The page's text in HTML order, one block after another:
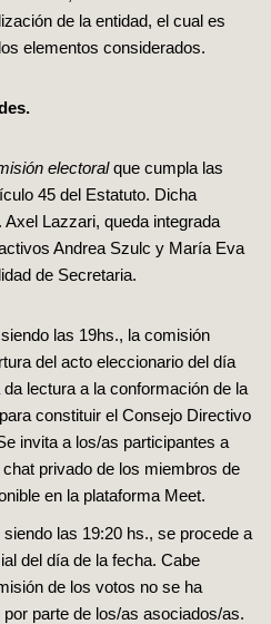
de la entidad, el cual es
elementos considerados.
electoralque cumpla las
45 del Estatuto. Dicha
Lazzari, queda integrada
Andrea Szulc y María Eva
de Secretaria.
las 19hs., la comisión
del acto eleccionario del día
lectura a la conformación de la
constituir el Consejo Directivo
invita a los/as participantes a
privado de los miembros de
en la plataforma Meet.
las 19:20 hs., se procede a
del día de la fecha. Cabe
de los votos no se ha
parte de los/as asociados/as.